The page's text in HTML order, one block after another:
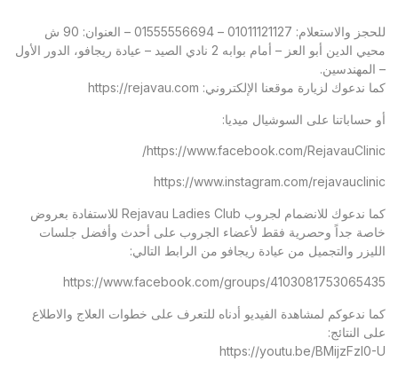
للحجز والاستعلام: 01011121127 – 01555556694 – العنوان: 90 ش
محيي الدين أبو العز – أمام بوابه 2 نادي الصيد – عيادة ريجافو، الدور الأول
– المهندسين.
كما ندعوك لزيارة موقعنا الإلكتروني: https://rejavau.com
أو حساباتنا على السوشيال ميديا:
https://www.facebook.com/RejavauClinic/
https://www.instagram.com/rejavauclinic
كما ندعوك للانضمام لجروب Rejavau Ladies Club للاستفادة بعروض
خاصة جداً وحصرية فقط لأعضاء الجروب على أحدث وأفضل جلسات
الليزر والتجميل من عيادة ريجافو من الرابط التالي:
https://www.facebook.com/groups/4103081753065435
كما ندعوكم لمشاهدة الفيديو أدناه للتعرف على خطوات العلاج والاطلاع
على النتائج:
https://youtu.be/BMijzFzl0-U